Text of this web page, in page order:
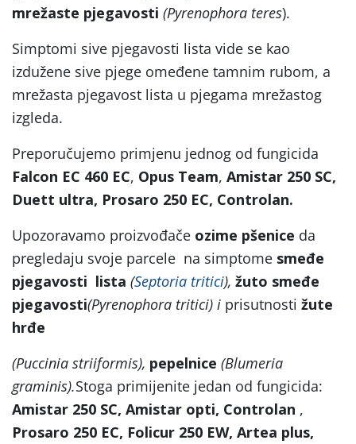
mrežaste pjegavosti (Pyrenophora teres).
Simptomi sive pjegavosti lista vide se kao
izdužene sive pjege omeđene tamnim rubom, a
mrežasta pjegavost lista u pjegama mrežastog
izgleda.
Preporučujemo primjenu jednog od fungicida
Falcon EC 460 EC, Opus Team, Amistar 250 SC,
Duett ultra, Prosaro 250 EC, Controlan.
Upozoravamo proizvođače ozime pšenice da
pregledaju svoje parcele na simptome smeđe
pjegavosti lista (Septoria tritici), žuto smeđe
pjegavosti(Pyrenophora tritici) i prisutnosti žute
hrđe
(Puccinia striiformis), pepelnice (Blumeria
graminis).Stoga primijenite jedan od fungicida:
Amistar 250 SC, Amistar opti, Controlan ,
Prosaro 250 EC, Folicur 250 EW, Artea plus,